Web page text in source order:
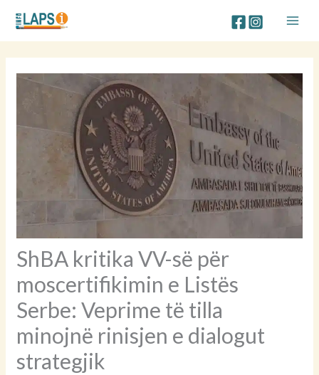
content
ShBA kritika VV-së për
moscertifikimin e Listës
Serbe: Veprime të tilla
minojnë rinisjen e dialogut
strategjik